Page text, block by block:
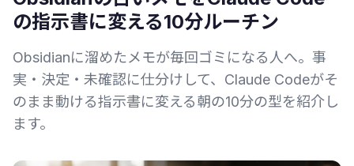
の指示書に変える10分ルーチン
Obsidianに溜めたメモが毎回ゴミになる人へ。事
実・決定・未確認に仕分けして、Claude Codeがそ
のまま動ける指示書に変える朝の10分の型を紹介し
ます。